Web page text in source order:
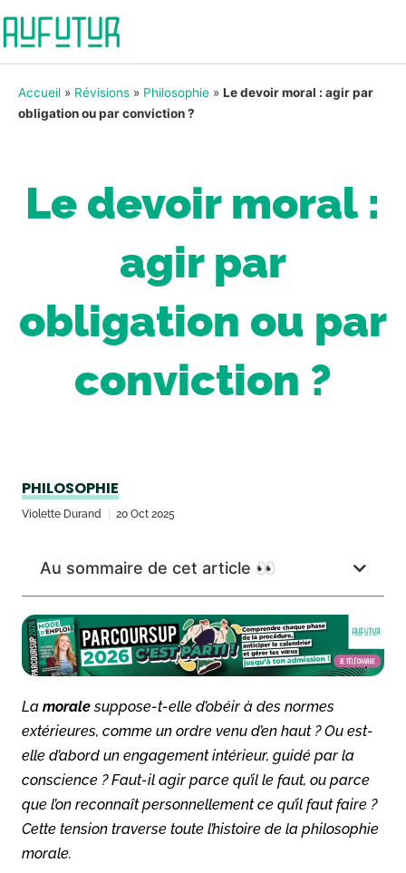
Accueil » Révisions » Philosophie » Le devoir moral : agir par
obligation ou par conviction ?
Le devoir moral :
agir par
obligation ou par
conviction ?
PHILOSOPHIE
Violette Durand 20 Oct 2025
Au sommaire de cet article 👀
La moralesuppose-t-elle d’obéir à des normes
extérieures, comme un ordre venu d’en haut ? Ou est-
elle d’abord un engagement intérieur, guidé par la
conscience ? Faut-il agir parce qu’il le faut, ou parce
que l’on reconnaît personnellement ce qu’il faut faire ?
Cette tension traverse toute l’histoire de la philosophie
morale.